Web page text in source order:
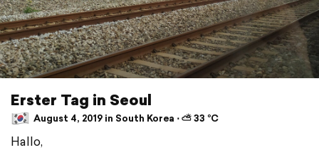
Erster Tag in Seoul
August 4, 2019 in South Korea ⋅ ⛅ 33 °C
Hallo,